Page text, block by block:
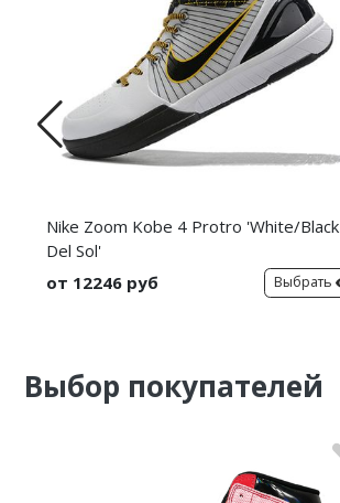
Nike Zoom Kobe 4 Protro 'White/Black
Del Sol'
от 12246 руб
Выбрать
Выбор покупателей